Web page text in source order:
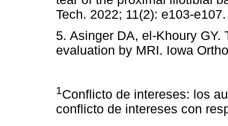
Tech. 2022; 11(2): e103-
5. Asinger DA, el-Khoury
evaluation by MRI. Iowa
1Conflicto de intereses: los
conflicto de intereses con